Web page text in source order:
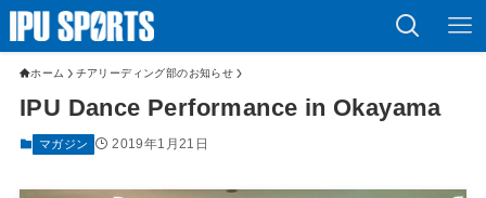
ホーム チアリーディング部のお知らせ
IPU Dance Performance in Okayama
マガジン 2019年1月21日